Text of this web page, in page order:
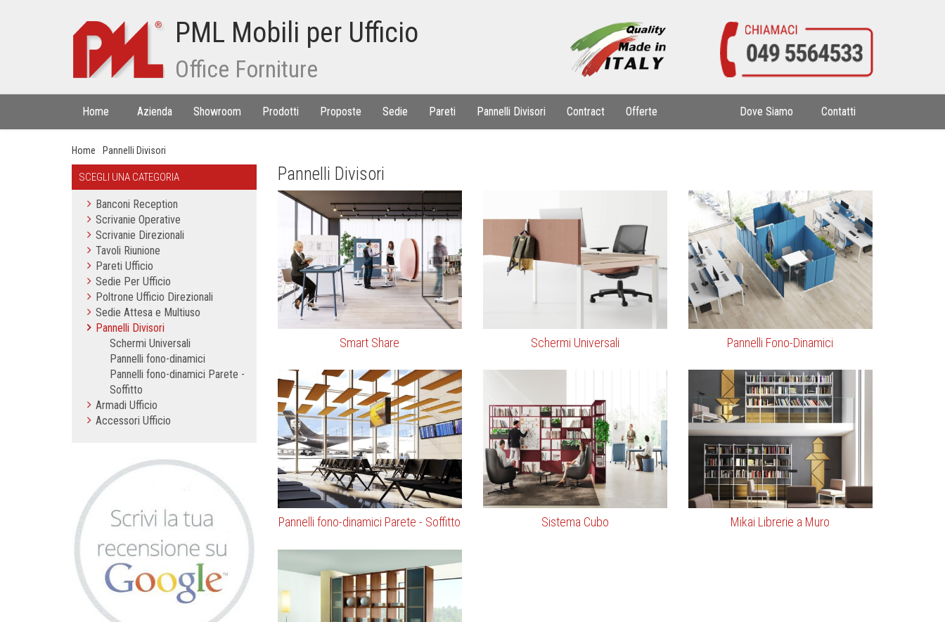
PML Mobili per Ufficio
Office Forniture
Home Azienda Showroom Prodotti Proposte Sedie Pareti Pannelli Divisori Contract Offerte Dove Siamo Contatti
Home Pannelli Divisori
Pannelli Divisori
Smart Share Schermi Universali Pannelli Fono-Dinamici
Pannelli fono-dinamici Parete - Soffitto Sistema Cubo Mikai Librerie a Muro
SCEGLI UNA CATEGORIA
Banconi Reception
Scrivanie Operative
Scrivanie Direzionali
Tavoli Riunione
Pareti Ufficio
Sedie Per Ufficio
Poltrone Ufficio Direzionali
Sedie Attesa e Multiuso
Pannelli Divisori
Schermi Universali
Pannelli fono-dinamici
Pannelli fono-dinamici Parete -
Soffitto
Armadi Ufficio
Accessori Ufficio